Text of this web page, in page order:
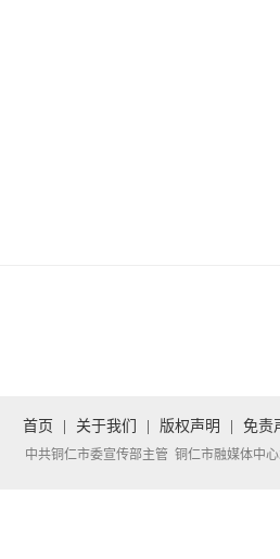
首页 关于我们 版权声明 免责
中共铜仁市委宣传部主管 铜仁市融媒体中心